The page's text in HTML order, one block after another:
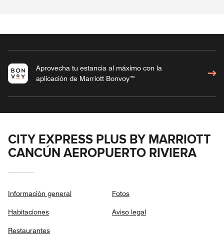
Aprovecha tu estancia al máximo con la
aplicación de Marriott Bonvoy™
CITY EXPRESS PLUS BY MARRIOTT
CANCÚN AEROPUERTO RIVIERA
Información general
Habitaciones
Restaurantes
Fotos
Aviso legal